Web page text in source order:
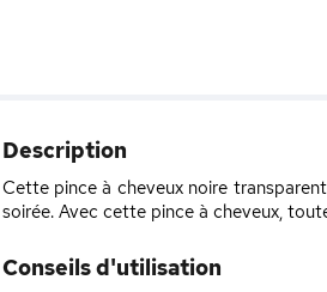
Description
Cette pince à cheveux noire
soirée. Avec cette pince à cheveux,
Conseils d'utilisation